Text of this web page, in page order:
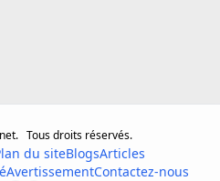
Tous droits réservés.
du siteBlogsArticles
AvertissementContactez-nous